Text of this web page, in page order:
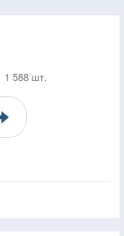
1 588 шт.